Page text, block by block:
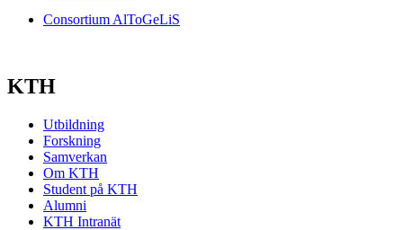
Consortium AlToGeLiS
KTH
Utbildning
Forskning
Samverkan
Om KTH
Student på KTH
Alumni
KTH Intranät